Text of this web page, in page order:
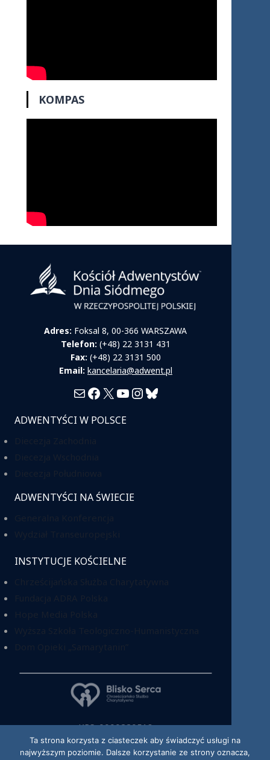
KOMPAS
Adres: Foksal 8, 00-366 WARSZAWA
Telefon: (+48) 22 3131 431
Fax: (+48) 22 3131 500
Email: kancelaria@adwent.pl
MailFacebook
X YouTube
Instagram
Bluesky
ADWENTYŚCI W POLSCE
ADWENTYŚCI NA ŚWIECIE
INSTYTUCJE KOŚCIELNE
KRS: 0000220518
Ta strona korzysta z ciasteczek aby świadczyć usługi na
najwyższym poziomie. Dalsze korzystanie ze strony oznacza,